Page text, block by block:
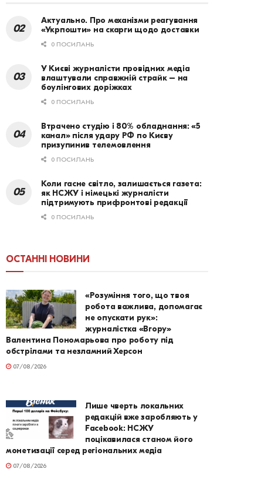
Актуально. Про механізми реагування
«Укрпошти» на скарги щодо доставки
0 ПОСИЛАНЬ
У Києві журналісти провідних медіа
влаштували справжній страйк – на
боулінгових доріжках
0 ПОСИЛАНЬ
Втрачено студію і 80% обладнання: «5
канал» після удару РФ по Києву
призупинив телемовлення
0 ПОСИЛАНЬ
Коли гасне світло, залишається газета:
як НСЖУ і німецькі журналісти
підтримують прифронтові редакції
0 ПОСИЛАНЬ
ОСТАННІ НОВИНИ
«Розуміння того, що твоя
робота важлива, допомагає
не опускати рук»:
журналістка «Вгору»
Валентина Пономарьова про роботу під
обстрілами та незламний Херсон
07/08/2026
Лише чверть локальних
редакцій вже заробляють у
Facebook: НСЖУ
поцікавилася станом його
монетизації серед регіональних медіа
07/08/2026